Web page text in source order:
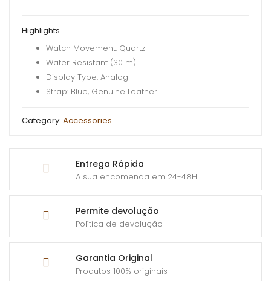
Entrega Rápida
A sua encomenda em 24-48H
Permite devolução
Política de devolução
Garantia Original
Produtos 100% originais
Watch
Blue
quantity
Highlights
Watch Movement: Quartz
Water Resistant (30 m)
Display Type: Analog
Strap: Blue, Genuine Leather
Category: Accessories